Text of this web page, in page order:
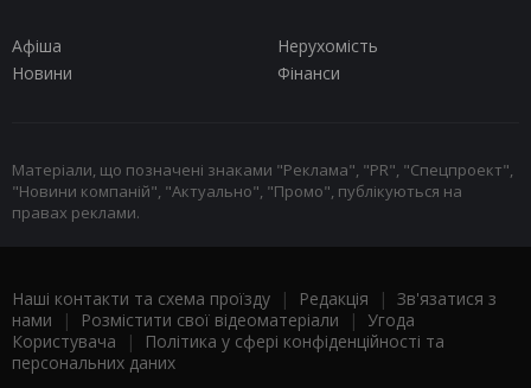
Афіша
Нерухомість
Новини
Фінанси
Матеріали, що позначені знаками "Реклама", "PR", "Спецпроект",
"Новини компаній", "Актуально", "Промо", публікуються на
правах реклами.
Наші контакти та схема проїзду | Редакція | Зв'язатися з
нами | Розмістити свої відеоматеріали | Угода
Користувача |
Політика у сфері конфіденційності та
персональних даних